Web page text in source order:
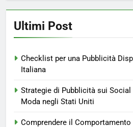
Ultimi Post
Checklist per una Pubblicità
Italiana
Strategie di Pubblicità sui Social
Moda negli Stati Uniti
Comprendere il